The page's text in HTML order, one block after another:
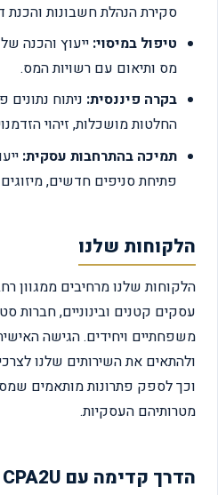
סקירת הנהלת חשבונות והכנת
טיפול במיסוי:ייעוץ והכנה של
מס ותיאום עם רשויות המס.
בקרה פיננסית:ניתוח נתונים
החלטות מושכלות, זיהוי
תמיכה בהתרחבות עסקית:
פתיחת סניפים חדשים, מיזוגים
הלקוחות שלנו
הלקוחות שלנו מרחיבים ממגוון
עסקים קטנים ובינוניים, חברות
משפחתיים ויחידים. הגישה
ולהתאים את השירותים שלנו
וכך לספק פתרונות מותאמים
מטרותיהם העסקיות.
הדרך קדימה עם CPA2U